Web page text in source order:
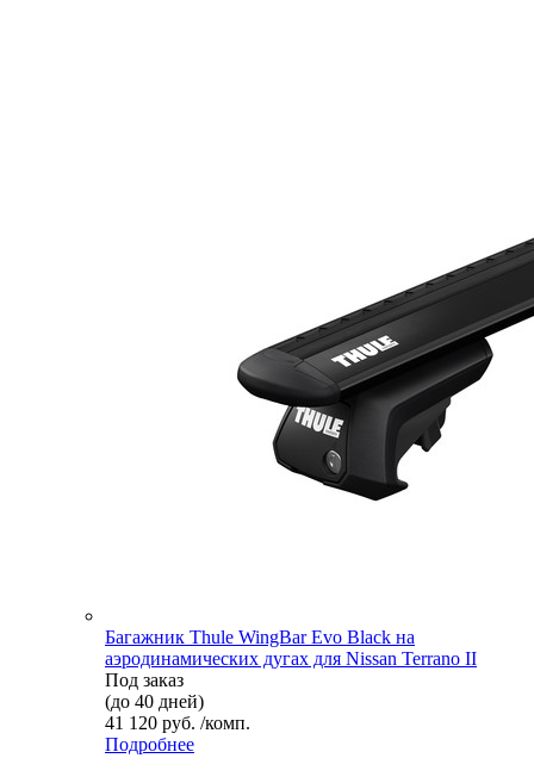
Багажник Thule WingBar Evo Black на
аэродинамических дугах для Nissan Terrano II
Под заказ
(до 40 дней)
41 120 руб. /комп.
Подробнее